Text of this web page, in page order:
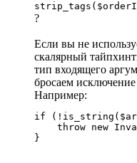
?
Если вы не
скалярный
тип входящего
бросаем
Например:
if
throw new
}